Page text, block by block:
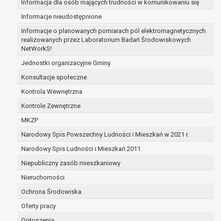
Informacja dla osób mających trudności w komunikowaniu się
Informacje nieudostępnione
Informacje o planowanych pomiarach pól elektromagnetycznych
realizowanych przez Laboratorium Badań Środowiskowych
NetWorkS!
Jednostki organizacyjne Gminy
Konsultacje społeczne
Kontrola Wewnętrzna
Kontrole Zewnętrzne
MKZP
Narodowy Spis Powszechny Ludności i Mieszkań w 2021 r.
Narodowy Spis Ludności i Mieszkań 2011
Niepubliczny zasób mieszkaniowy
Nieruchomości
Ochrona Środowiska
Oferty pracy
zabezpieczenia ewentualnych roszczeń, a w
przypadku wyrażenia zgody na przetwarzanie
danych po zakończeniu i rozliczeniu umowy, do
czasu wycofania tej zgody.
Ponadto w przypadku umów o dofinansowanie
dane osobowe od momentu pozyskania
przechowywane są przez okres wynikający z
umowy o dofinansowanie zawartej między
beneficjentem a określoną instytucją, trwałości
danego projektu i konieczności zachowania
dokumentacji projektu do celów kontrolnych.
W związku z przetwarzaniem przez
administratora danych osobowych przysługuje
Pani/Panu:
prawo dostępu do treści danych oraz
otrzymywania ich kopii na podstawie art. 15
RODO;
prawo do żądania sprostowania danych na
w przypadku gdy: